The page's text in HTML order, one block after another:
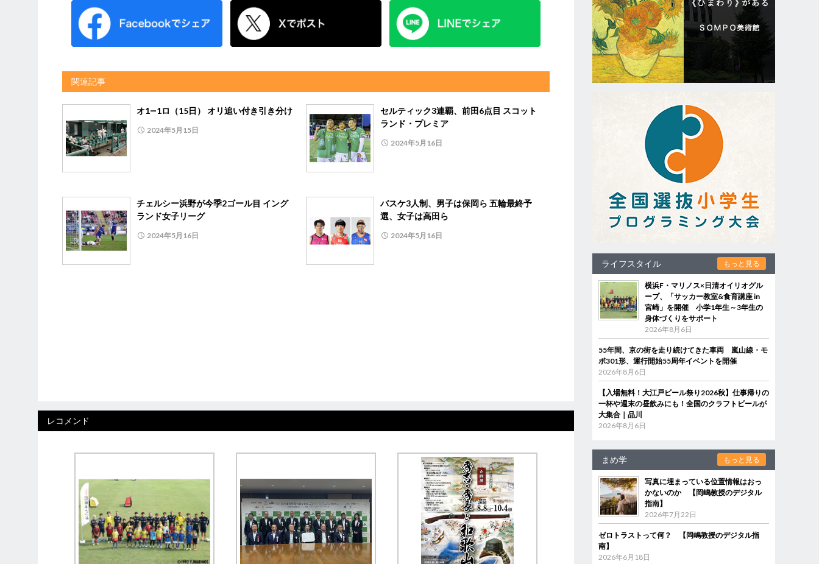
関連記事
オ1―1ロ（15日） オリ追い付き引き分け
2024年5月15日
セルティック3連覇、前田6点目 スコット
ランド・プレミア
2024年5月16日
チェルシー浜野が今季2ゴール目 イング
ランド女子リーグ
2024年5月16日
バスケ3人制、男子は保岡ら 五輪最終予
選、女子は高田ら
2024年5月16日
レコメンド
ライフスタイル もっと見る
横浜F・マリノス×日清オイリオグル
ープ、「サッカー教室&食育講座 in
宮崎」を開催 小学1年生～3年生の
身体づくりをサポート
2026年8月6日
55年間、京の街を走り続けてきた車両 嵐山線・モ
ボ301形、運行開始55周年イベントを開催
2026年8月6日
【入場無料！大江戸ビール祭り2026秋】仕事帰りの
一杯や週末の昼飲みにも！全国のクラフトビールが
大集合｜品川
2026年8月6日
まめ学 もっと見る
写真に埋まっている位置情報はおっ
かないのか 【岡嶋教授のデジタル
指南】
2026年7月22日
ゼロトラストって何？ 【岡嶋教授のデジタル指
南】
2026年6月18日